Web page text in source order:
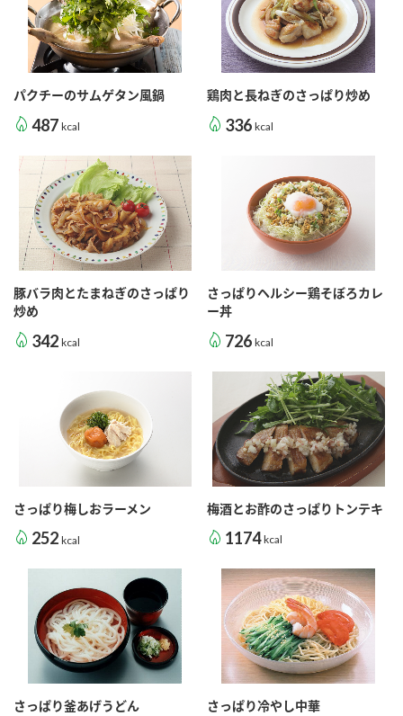
人気商品 ＋ おすすめレシピ
検索
パクチーのサムゲタン風鍋
487 kcal
鶏肉と長ねぎのさっぱり炒め
336 kcal
豚バラ肉とたまねぎのさっぱり
炒め
342 kcal
さっぱりヘルシー鶏そぼろカレ
ー丼
726 kcal
さっぱり梅しおラーメン
252 kcal
梅酒とお酢のさっぱりトンテキ
1174 kcal
さっぱり釜あげうどん さっぱり冷やし中華